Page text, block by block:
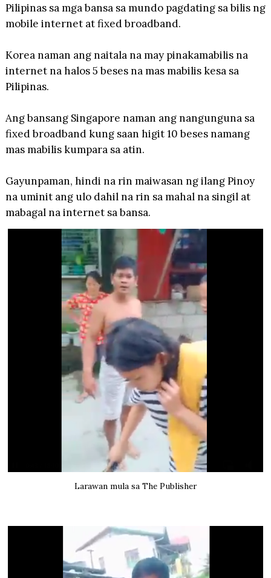
Pilipinas sa mga bansa sa mundo pagdating sa bilis ng
mobile internet at fixed broadband.
Korea naman ang naitala na may pinakamabilis na
internet na halos 5 beses na mas mabilis kesa sa
Pilipinas.
Ang bansang Singapore naman ang nangunguna sa
fixed broadband kung saan higit 10 beses namang
mas mabilis kumpara sa atin.
Gayunpaman, hindi na rin maiwasan ng ilang Pinoy
na uminit ang ulo dahil na rin sa mahal na singil at
mabagal na internet sa bansa.
Larawan mula sa The Publisher